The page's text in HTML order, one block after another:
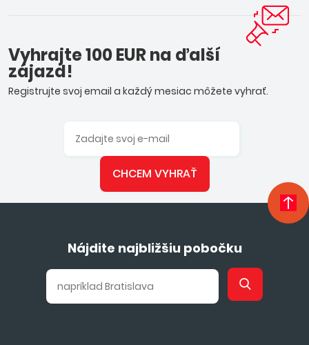
Vyhrajte 100 EUR na ďalší
zájazd!
Registrujte svoj email a každý mesiac môžete vyhrať.
CHCEM VYHRAŤ
Nájdite najbližšiu pobočku